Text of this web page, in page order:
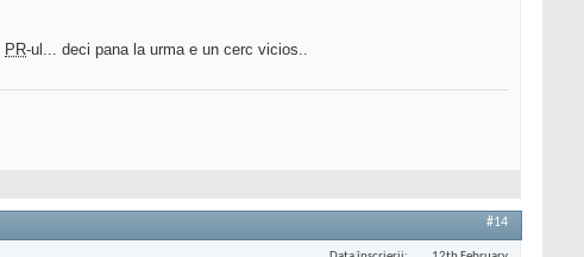
PR-ul... deci pana la urma e un cerc vicios..
#14